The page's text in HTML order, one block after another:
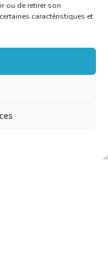
ou de retirer son
caractéristiques et